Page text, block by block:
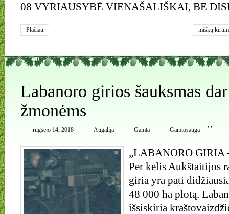
08 VYRIAUSYBĖ VIENAŠALIŠKAI, BE
Plačiau
miškų
0
Labanoro girios šauksmas
žmonėms
rugsėjo 14, 2018 Augalija
,
Gamta
,
Gamtosauga
„LABANORO GIRIA
Per kelis Aukštaitijos
giria yra pati
48 000 ha plotą.
išsiskiria